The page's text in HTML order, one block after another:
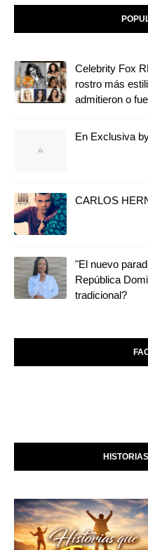
Celebrity Fox
rostro más
admitieron o
En Exclusiva
CARLOS
"El nuevo
República
tradicional?